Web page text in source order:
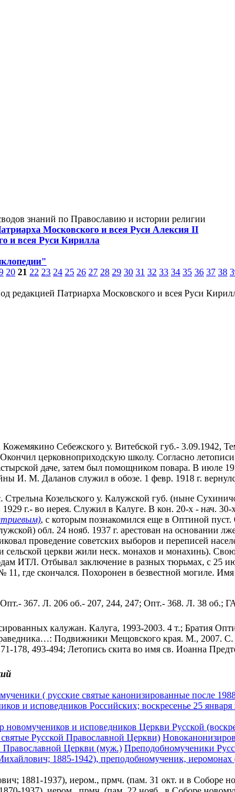
знаний по Православию и истории религии
Московского и всея Руси Алексия II
и всея Руси Кирилла
20 21 22 23 24 25 26 27 28 29 30 31 32 33 34 35 36 37 38
редакцией Патриарха Московского и всея Руси
Себежского у. Витебской губ.- 3.09.1942,
церковноприходскую школу. Согласно
даче, затем был помощником повара. В июле
И. М. Даланов служил в обозе. 1 февр. 1918 г.
Стрельна Козельского у. Калужской губ. (ныне
г.- во иерея. Служил в Калуге. В кон. 20-х - нач.
, с которым познакомился еще в Оптиной
обл. 24 нояб. 1937 г. арестован на основании
проведение советских выборов и переписей
сельской церкви жили неск. монахов и монахинь).
ИТЛ. Отбывал заключение в разных тюрьмах, с 25
11, где скончался. Похоронен в безвестной могиле.
367. Л. 206 об.- 207, 244, 247; Опт.- 368. Л. 38
калужан. Калуга, 1993-2003. 4 т.; Братия
Подвижники Мещовского края. М., 2007.
178, 493-494; Летопись скита во имя св. Иоанна
( русские святые канонизированные после
и исповедников Российских; воскресенье 25
новомучеников и исповедников Церкви Русской
Русской Православной Церкви)
Православной Церкви (муж.) Преподобномученики
1885-1942), преподобномученик,
1881-1937), иером., прмч. (пам. 31 окт. и в Соборе